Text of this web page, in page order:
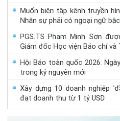
Muốn biên tập kênh truyền
Nhân sự phải có ngoại ngữ
PGS.TS Phạm Minh Sơn
Giám đốc Học viện Báo chí và
Hội Báo toàn quốc 2026:
trong kỷ nguyên mới
Xây dựng 10 doanh nghiệp
đạt doanh thu từ 1 tỷ USD